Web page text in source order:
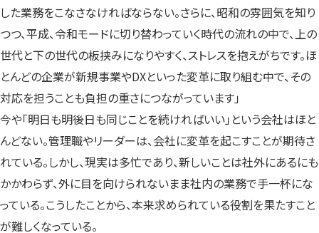
した業務をこなさなければならない。さらに、昭和の雰囲気を知り
つつ、平成、令和モードに切り替わっていく時代の流れの中で、上の
世代と下の世代の板挟みになりやすく、ストレスを抱えがちです。ほ
とんどの企業が新規事業やDXといった変革に取り組む中で、その
対応を担うことも負担の重さにつながっています」
今や「明日も明後日も同じことを続ければいい」という会社はほと
んどない。管理職やリーダーは、会社に変革を起こすことが期待さ
れている。しかし、現実は多忙であり、新しいことは社外にあるにも
かかわらず、外に目を向けられないまま社内の業務で手一杯にな
っている。こうしたことから、本来求められている役割を果たすこと
が難しくなっている。